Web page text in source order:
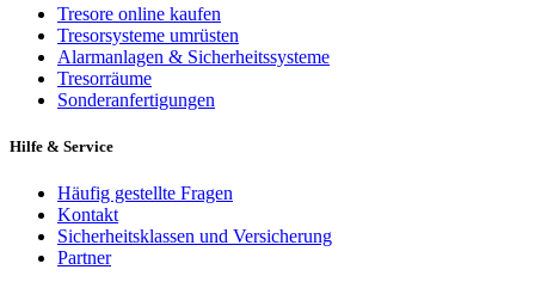
Tresore online kaufen
Tresorsysteme umrüsten
Alarmanlagen & Sicherheitssysteme
Tresorräume
Sonderanfertigungen
Hilfe & Service
Häufig gestellte Fragen
Kontakt
Sicherheitsklassen und Versicherung
Partner